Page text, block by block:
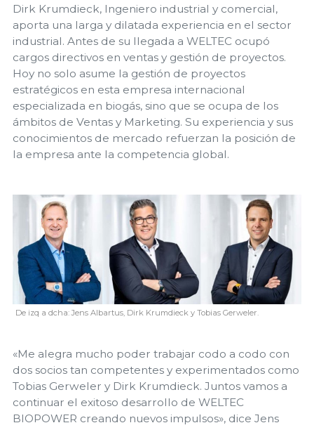
Dirk Krumdieck, Ingeniero industrial y comercial,
aporta una larga y dilatada experiencia en el sector
industrial. Antes de su llegada a WELTEC ocupó
cargos directivos en ventas y gestión de proyectos.
Hoy no solo asume la gestión de proyectos
estratégicos en esta empresa internacional
especializada en biogás, sino que se ocupa de los
ámbitos de Ventas y Marketing. Su experiencia y sus
conocimientos de mercado refuerzan la posición de
la empresa ante la competencia global.
De izq a dcha: Jens Albartus, Dirk Krumdieck y Tobias Gerweler.
«Me alegra mucho poder trabajar codo a codo con
dos socios tan competentes y experimentados como
Tobias Gerweler y Dirk Krumdieck. Juntos vamos a
continuar el exitoso desarrollo de WELTEC
BIOPOWER creando nuevos impulsos», dice Jens